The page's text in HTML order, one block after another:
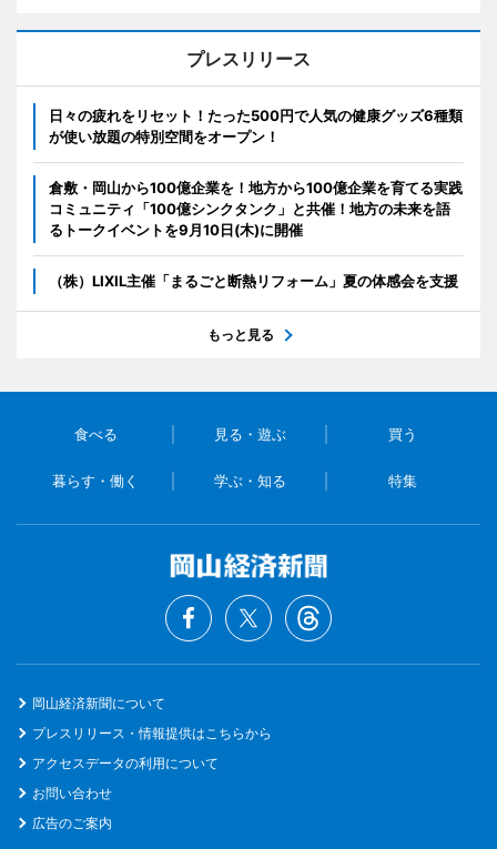
プレスリリース
日々の疲れをリセット！たった500円で人気の健康グッズ6種類
が使い放題の特別空間をオープン！
倉敷・岡山から100億企業を！地方から100億企業を育てる実践
コミュニティ「100億シンクタンク」と共催！地方の未来を語
るトークイベントを9月10日(木)に開催
（株）LIXIL主催「まるごと断熱リフォーム」夏の体感会を支援
もっと見る
食べる 見る・遊ぶ 買う
暮らす・働く 学ぶ・知る 特集
岡山経済新聞について
プレスリリース・情報提供はこちらから
アクセスデータの利用について
お問い合わせ
広告のご案内